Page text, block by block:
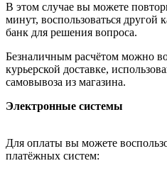
В этом случае вы можете
минут, воспользоваться другой
банк для решения вопроса.
Безналичным расчётом можно
курьерской доставке,
самовывоза из магазина.
Электронные системы
Для оплаты вы можете
платёжных систем: